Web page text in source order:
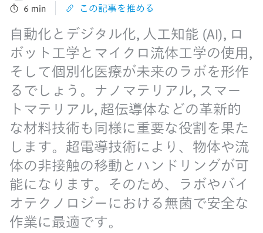
6 min
この記事を推める
自動化とデジタル化, 人工知能 (AI), ロ
ボット工学とマイクロ流体工学の使用,
そして個別化医療が未来のラボを形作
るでしょう。ナノマテリアル, スマー
トマテリアル, 超伝導体などの革新的
な材料技術も同様に重要な役割を果た
します。超電導技術により、物体や流
体の非接触の移動とハンドリングが可
能になります。そのため、ラボやバイ
オテクノロジーにおける無菌で安全な
作業に最適です。